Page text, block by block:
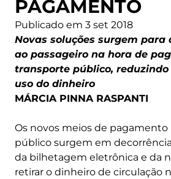
PAGAMENTO
Publicado em 3 set 2018
Novas soluções surgem para
ao passageiro na hora de
transporte público,
uso do dinheiro
MÁRCIA PINNA
Os novos meios de pagamento
público surgem em
da bilhetagem eletrônica e da
retirar o dinheiro de circulação